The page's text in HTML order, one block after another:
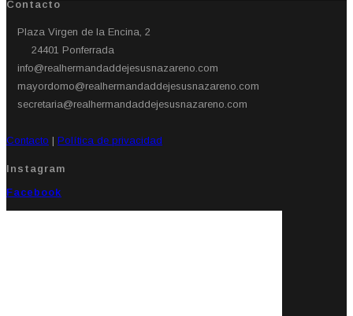
Contacto
Plaza Virgen de la Encina, 2
24401 Ponferrada​
info@realhermandaddejesusnazareno.com
mayordomo@realhermandaddejesusnazareno.com
secretaria@realhermandaddejesusnazareno.com
Contacto | Política de privacidad
Instagram
Facebook